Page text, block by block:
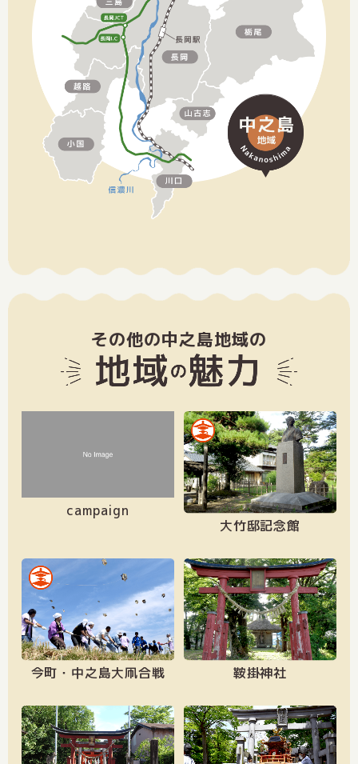
その他の中之島地域の
campaign
大竹邸記念館
今町・中之島大凧合戦 鞍掛神社